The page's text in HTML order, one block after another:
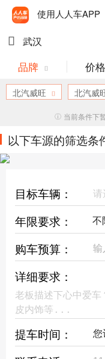
使用人人车APP
武汉
品牌 价格
北汽威旺 北汽威
当前条件下
以下车源的筛选条
目标车辆：
年限要求：
购车预算：
详细要求：
提车时间：